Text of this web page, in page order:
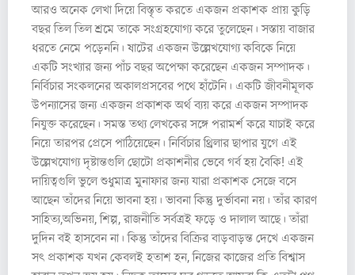
আরও অনেক লেখা দিয়ে বিস্তৃত করতে একজন প্রকাশক প্রায় কুড়ি
বছর তিল তিল শ্রমে তাকে সংগ্রহযোগ্য করে তুলেছেন। সস্তায় বাজার
ধরতে নেমে পড়েননি। ষাটের একজন উল্লেখযোগ্য কবিকে নিয়ে
একটি সংখ্যার জন্য পাঁচ বছর অপেক্ষা করেছেন একজন সম্পাদক।
নির্বিচার সংকলনের অকালপ্রসবের পথে হাঁটেনি। একটি জীবনীমূলক
উপন্যাসের জন্য একজন প্রকাশক অর্থ ব্যয় করে একজন সম্পাদক
নিযুক্ত করেছেন। সমস্ত তথ্য লেখকের সঙ্গে পরামর্শ করে যাচাই করে
নিয়ে তারপর প্রেসে পাঠিয়েছেন। নির্বিচার থ্রিলার ছাপার যুগে এই
উল্লেখযোগ্য দৃষ্টান্তগুলি ছোটো প্রকাশনীর ভেবে গর্ব হয় বৈকি! এই
দায়িত্বগুলি ভুলে শুধুমাত্র মুনাফার জন্য যারা প্রকাশক সেজে বসে
আছেন তাঁদের নিয়ে ভাবনা হয়। ভাবনা কিন্তু দুর্ভাবনা নয়। তাঁর কারণ
সাহিত্য,অভিনয়, শিল্প, রাজনীতি সর্বত্রই ফড়ে ও দালাল আছে। তাঁরা
দুদিন বই হাসবেন না। কিন্তু তাঁদের বিক্রির বাড়বাড়ন্ত দেখে একজন
সৎ প্রকাশক যখন কেবলই হতাশ হন, নিজের কাজের প্রতি বিশ্বাস